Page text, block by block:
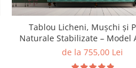
Tablou Licheni, Mușchi și
Naturale Stabilizate – Model
de la 755,00 Lei